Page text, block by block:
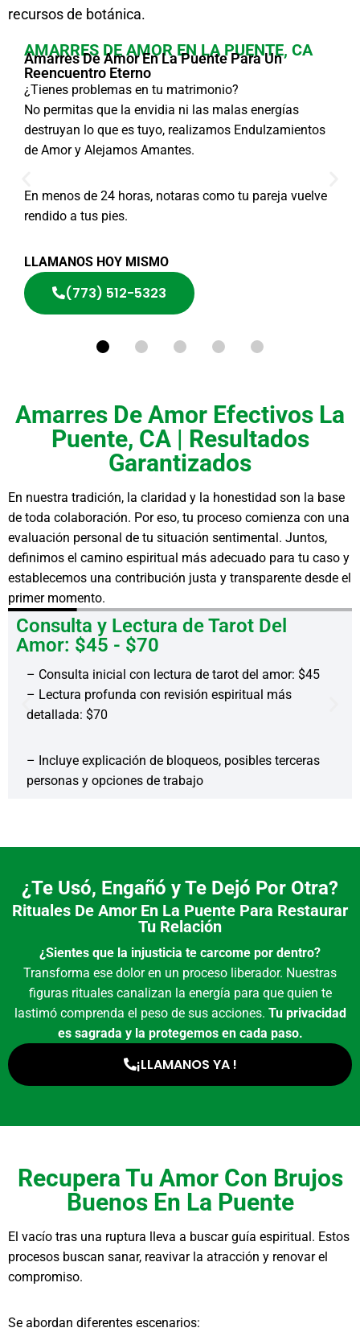
recursos de botánica.
AMARRES DE AMOR EN LA PUENTE, CA
Amarres De Amor En La Puente Para Un
Reencuentro Eterno
¿Tienes problemas en tu matrimonio?
No permitas que la envidia ni las malas energías
destruyan lo que es tuyo, realizamos Endulzamientos
de Amor y Alejamos Amantes.
En menos de 24 horas, notaras como tu pareja vuelve
rendido a tus pies.
LLAMANOS HOY MISMO
(773) 512-5323
Amarres De Amor Efectivos La
Puente, CA | Resultados
Garantizados
En nuestra tradición, la claridad y la honestidad son la base
de toda colaboración. Por eso, tu proceso comienza con una
evaluación personal de tu situación sentimental. Juntos,
definimos el camino espiritual más adecuado para tu caso y
establecemos una contribución justa y transparente desde el
primer momento.
Consulta y Lectura de Tarot Del
Amor: $45 - $70
– Consulta inicial con lectura de tarot del amor: $45
– Lectura profunda con revisión espiritual más
detallada: $70
– Incluye explicación de bloqueos, posibles terceras
personas y opciones de trabajo
¿Te Usó, Engañó y Te Dejó Por Otra?
Rituales De Amor En La Puente Para Restaurar
Tu Relación
¿Sientes que la injusticia te carcome por dentro?
Transforma ese dolor en un proceso liberador. Nuestras
figuras rituales canalizan la energía para que quien te
lastimó comprenda el peso de sus acciones. Tu privacidad
es sagrada y la protegemos en cada paso.
¡LLAMANOS YA !
Recupera Tu Amor Con Brujos
Buenos En La Puente
El vacío tras una ruptura lleva a buscar guía espiritual. Estos
procesos buscan sanar, reavivar la atracción y renovar el
compromiso.
Se abordan diferentes escenarios: